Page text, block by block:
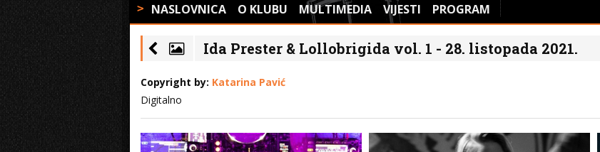
> NASLOVNICA O KLUBU MULTIMEDIA VIJESTI PROGRAM
Ida Prester & Lollobrigida vol. 1 - 28. listopada 2021.
Copyright by: Katarina Pavić
Digitalno